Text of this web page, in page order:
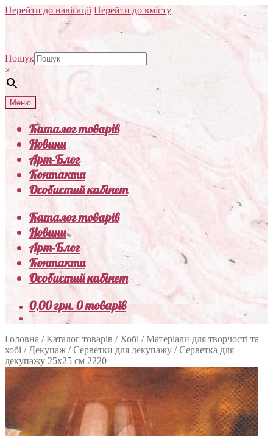
Перейти до навігації Перейти до вмісту
Пошук
×
Меню
Каталог товарів
Новини
Арт-Блог
Контакти
Особистий кабінет
Каталог товарів
Новини
Арт-Блог
Контакти
Особистий кабінет
0,00грн.0 товарів
Головна /Каталог товарів / Хобі /Матеріали для творчості та
хобі / Декупаж /Серветки для декупажу /Серветка для
декупажу 25х25 см 2220